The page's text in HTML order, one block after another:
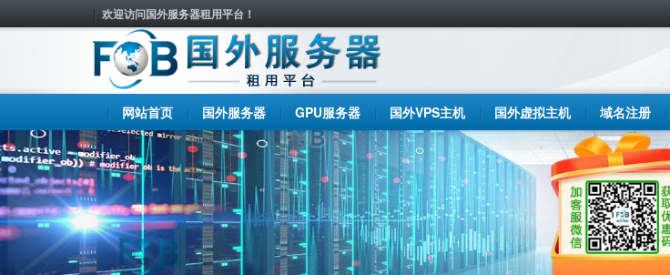
欢迎访问国外服务器租用平台！
网站首页 国外服务器 GPU服务器 国外VPS主机 国外虚拟主机 域名注册